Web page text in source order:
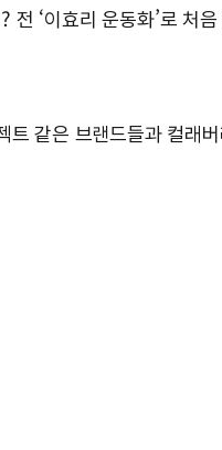
전 ‘이효리 운동화’로 처
같은 브랜드들과 컬래